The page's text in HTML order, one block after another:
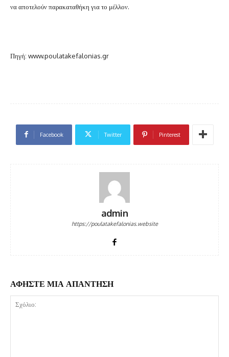
να αποτελούν παρακαταθήκη για το μέλλον.
Πηγή: www.poulatakefalonias.gr
Facebook Twitter Pinterest
admin
https://poulatakefalonias.website
ΑΦΗΣΤΕ ΜΙΑ ΑΠΑΝΤΗΣΗ